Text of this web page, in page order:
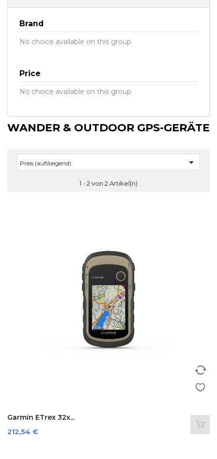
Brand
No choice available on this group
Price
No choice available on this group
WANDER & OUTDOOR GPS-GERÄTE
Preis (aufsteigend) 
1 - 2 von 2 Artikel(n)
Garmin ETrex 32x...
Preis
212,54 €